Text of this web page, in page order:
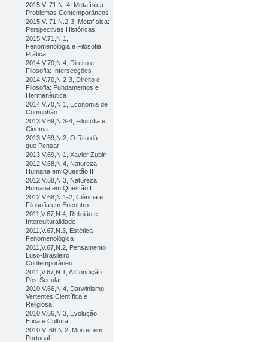
2015,V. 71,N. 4, Metafísica:
Problemas Contemporâneos
2015,V. 71,N.2-3, Metafísica:
Perspectivas Históricas
2015,V.71,N.1,
Fenomenologia e Filosofia
Prática
2014,V.70,N.4, Direito e
Filosofia: Intersecções
2014,V.70,N.2-3, Direito e
Filosofia: Fundamentos e
Hermenêutica
2014,V.70,N.1, Economia de
Comunhão
2013,V.69,N.3-4, Filosofia e
Cinema
2013,V.69,N.2, O Rito dá
que Pensar
2013,V.69,N.1, Xavier Zubiri
2012,V.68,N.4, Natureza
Humana em Questão II
2012,V.68,N.3, Natureza
Humana em Questão I
2012,V.68,N.1-2, Ciência e
Filosofia em Encontro
2011,V.67,N.4, Religião e
Interculturalidade
2011,V.67,N.3, Estética
Fenomenológica
2011,V.67,N.2, Pensamento
Luso-Brasileiro
Contemporâneo
2011,V.67,N.1, A Condição
Pós-Secular
2010,V.66,N.4, Darwinismo:
Vertentes Científica e
Religiosa
2010,V.66,N.3, Evolução,
Ética e Cultura
2010,V. 66,N.2, Morrer em
Portugal